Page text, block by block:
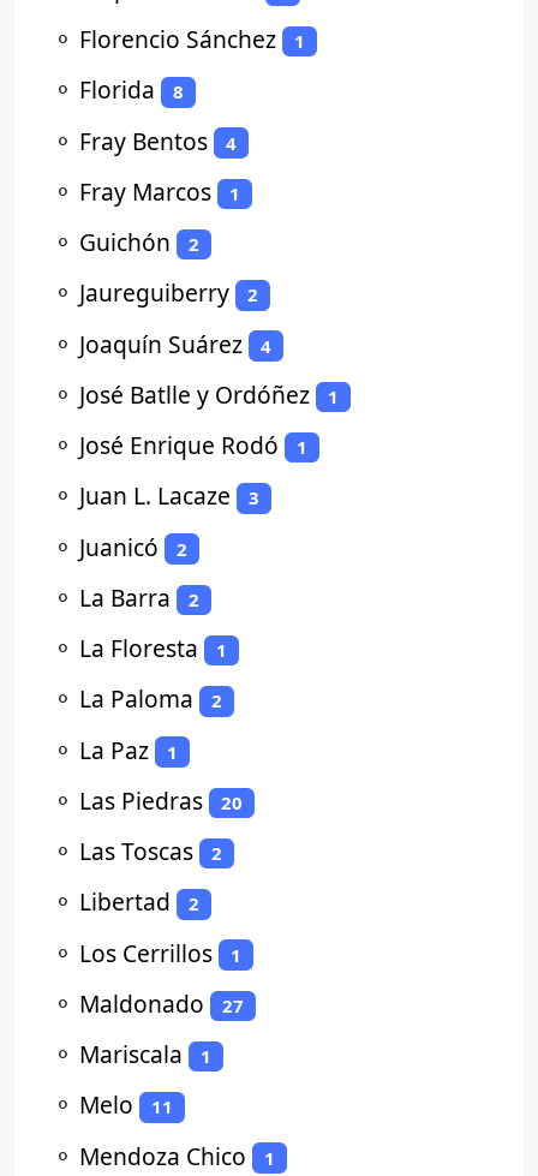
⚬ Florencio Sánchez 1
⚬ Florida 8
⚬ Fray Bentos 4
⚬ Fray Marcos 1
⚬ Guichón 2
⚬ Jaureguiberry 2
⚬ Joaquín Suárez 4
⚬ José Batlle y Ordóñez 1
⚬ José Enrique Rodó 1
⚬ Juan L. Lacaze 3
⚬ Juanicó 2
⚬ La Barra 2
⚬ La Floresta 1
⚬ La Paloma 2
⚬ La Paz 1
⚬ Las Piedras 20
⚬ Las Toscas 2
⚬ Libertad 2
⚬ Los Cerrillos 1
⚬ Maldonado 27
⚬ Mariscala 1
⚬ Melo 11
⚬ Mendoza Chico 1